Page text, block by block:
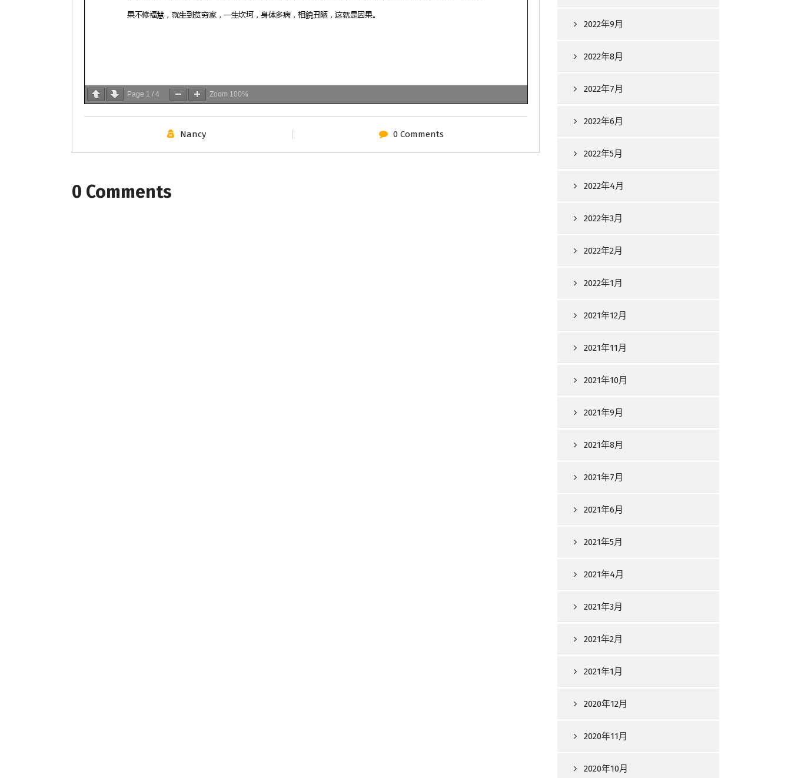
Page 1 / 4 Zoom 100%
Nancy 0 Comments
0 Comments
2022年9月
2022年8月
2022年7月
2022年6月
2022年5月
2022年4月
2022年3月
2022年2月
2022年1月
2021年12月
2021年11月
2021年10月
2021年9月
2021年8月
2021年7月
2021年6月
2021年5月
2021年4月
2021年3月
2021年2月
2021年1月
2020年12月
2020年11月
2020年10月